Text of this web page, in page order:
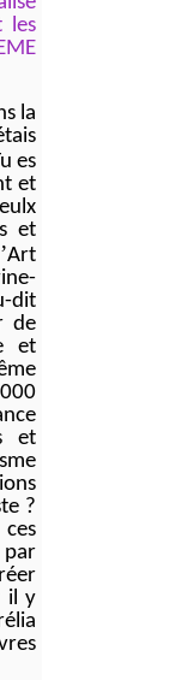
les
la
es
et
et
’Art
de
et
et
?
par
il y